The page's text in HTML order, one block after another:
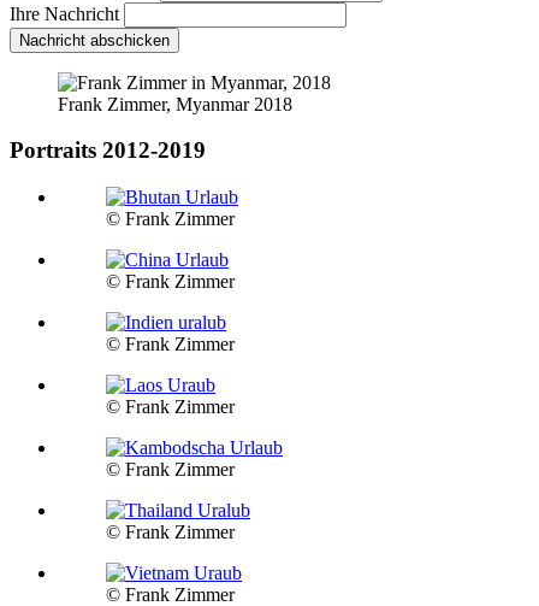
Ihre Nachricht
Nachricht abschicken
Frank Zimmer, Myanmar 2018
Portraits 2012-2019
© Frank Zimmer
© Frank Zimmer
© Frank Zimmer
© Frank Zimmer
© Frank Zimmer
© Frank Zimmer
© Frank Zimmer